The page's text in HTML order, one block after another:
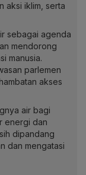
aksi iklim, serta
sebagai agenda
mendorong
manusia.
parlemen
akses
air bagi
energi dan
dipandang
dan mengatasi